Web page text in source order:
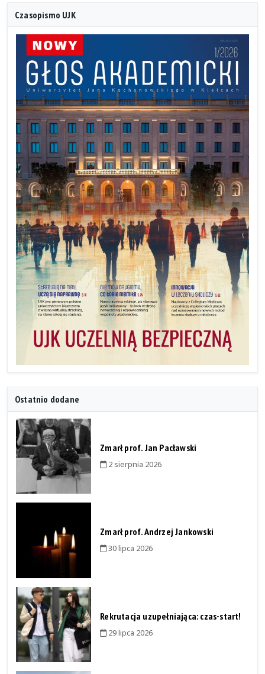
Czasopismo UJK
Ostatnio dodane
Zmarł prof. Jan Pacławski
2 sierpnia 2026
Zmarł prof. Andrzej Jankowski
30 lipca 2026
Rekrutacja uzupełniająca: czas-start!
29 lipca 2026